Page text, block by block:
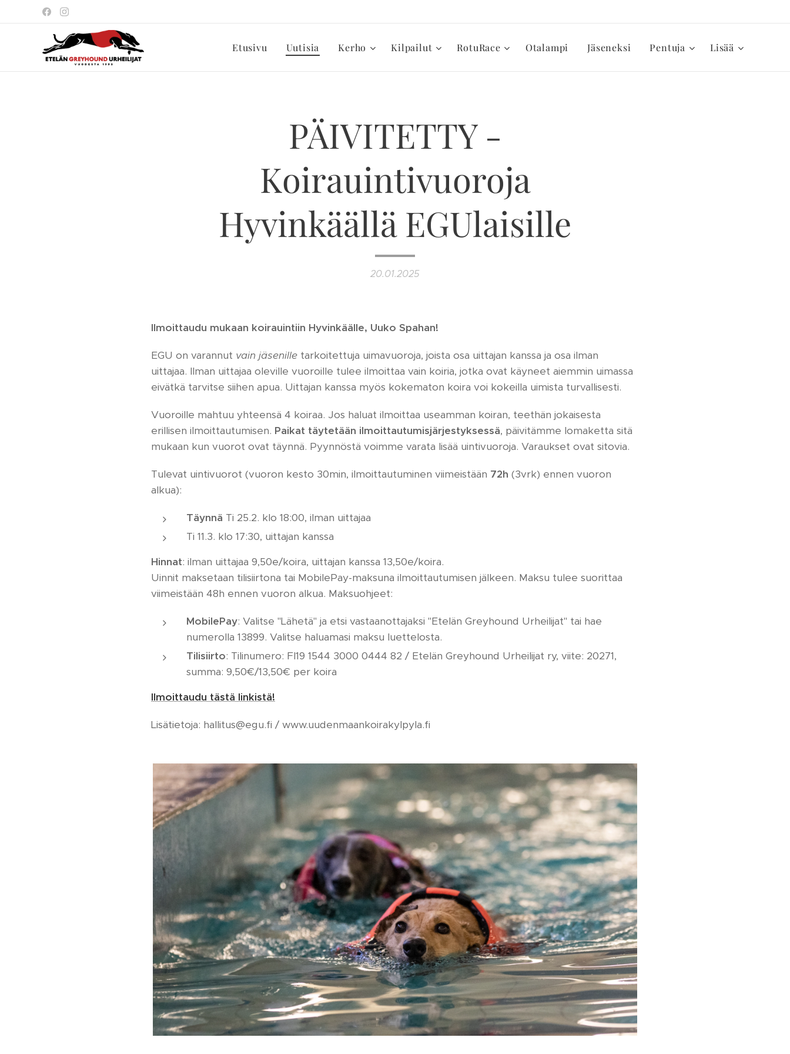
Etusivu Uutisia Kerho Kilpailut RotuRace Otalampi Jäseneksi Pentuja Lisää
PÄIVITETTY -
Koirauintivuoroja
Hyvinkäällä EGUlaisille
20.01.2025
Ilmoittaudu mukaan koirauintiin Hyvinkäälle, Uuko Spahan!
EGU on varannut vain jäsenille tarkoitettuja uimavuoroja, joista osa uittajan kanssa ja osa ilman
uittajaa. Ilman uittajaa oleville vuoroille tulee ilmoittaa vain koiria, jotka ovat käyneet aiemmin uimassa
eivätkä tarvitse siihen apua. Uittajan kanssa myös kokematon koira voi kokeilla uimista turvallisesti.
Vuoroille mahtuu yhteensä 4 koiraa. Jos haluat ilmoittaa useamman koiran, teethän jokaisesta
erillisen ilmoittautumisen. Paikat täytetään ilmoittautumisjärjestyksessä, päivitämme lomaketta sitä
mukaan kun vuorot ovat täynnä. Pyynnöstä voimme varata lisää uintivuoroja. Varaukset ovat sitovia.
Tulevat uintivuorot (vuoron kesto 30min, ilmoittautuminen viimeistään 72h (3vrk) ennen vuoron
alkua):
Täynnä Ti 25.2. klo 18:00, ilman uittajaa
Ti 11.3. klo 17:30, uittajan kanssa
Hinnat: ilman uittajaa 9,50e/koira, uittajan kanssa 13,50e/koira.
Uinnit maksetaan tilisiirtona tai MobilePay-maksuna ilmoittautumisen jälkeen. Maksu tulee suorittaa
viimeistään 48h ennen vuoron alkua. Maksuohjeet:
MobilePay: Valitse "Lähetä" ja etsi vastaanottajaksi "Etelän Greyhound Urheilijat" tai hae
numerolla 13899. Valitse haluamasi maksu luettelosta.
Tilisiirto: Tilinumero: FI19 1544 3000 0444 82 / Etelän Greyhound Urheilijat ry, viite: 20271,
summa: 9,50€/13,50€ per koira
Ilmoittaudu tästä linkistä!
Lisätietoja: hallitus@egu.fi / www.uudenmaankoirakylpyla.fi